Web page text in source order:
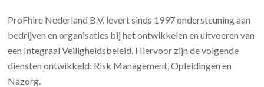
ProFhire Nederland B.V. levert sinds 1997 ondersteuning aan
bedrijven en organisaties bij het ontwikkelen en uitvoeren van
een Integraal Veiligheidsbeleid. Hiervoor zijn de volgende
diensten ontwikkeld: Risk Management, Opleidingen en
Nazorg.